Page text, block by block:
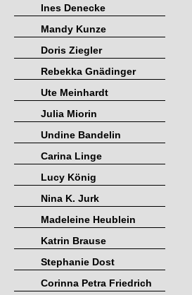
Ines Denecke
Mandy Kunze
Doris Ziegler
Rebekka Gnädinger
Ute Meinhardt
Julia Miorin
Undine Bandelin
Carina Linge
Lucy König
Nina K. Jurk
Madeleine Heublein
Katrin Brause
Stephanie Dost
Corinna Petra Friedrich